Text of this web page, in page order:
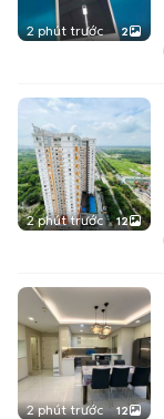
2 phút trước 2
2 phút trước 12
2 phút trước 12